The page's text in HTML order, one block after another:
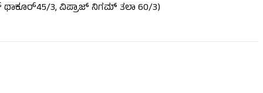
3, ವಿಪ್ರಾಜ್ ನಿಗಮ್ ತಲಾ 60/3)